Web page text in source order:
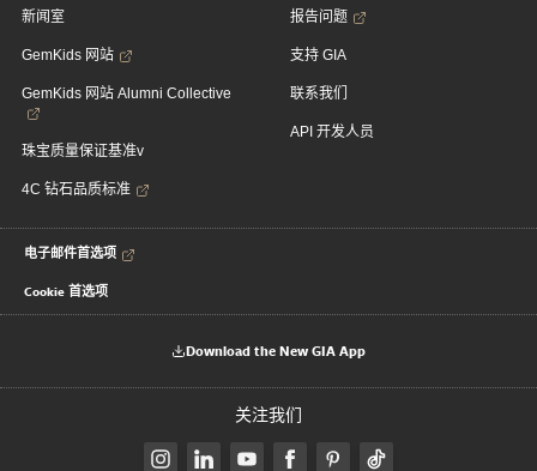
新闻室
GemKids 网站
GemKids 网站 Alumni Collective
珠宝质量保证基准v
4C 钻石品质标准
报告问题
支持 GIA
联系我们
API 开发人员
电子邮件首选项
Cookie 首选项
Download the New GIA App
关注我们